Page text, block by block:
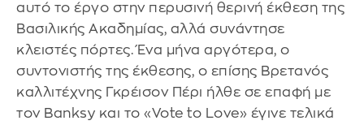
αυτό το έργο στην περυσινή θερινή έκθεση της
Βασιλικής Ακαδημίας, αλλά συνάντησε
κλειστές πόρτες. Ένα μήνα αργότερα, ο
συντονιστής της έκθεσης, ο επίσης Βρετανός
καλλιτέχνης Γκρέισον Πέρι ήλθε σε επαφή με
τον Banksy και το «Vote to Love» έγινε τελικά